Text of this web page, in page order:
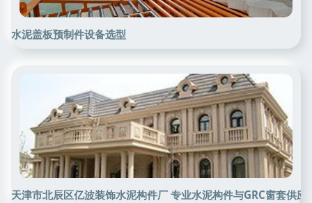
水泥盖板预制件设备选型
天津市北辰区亿波装饰水泥构件厂 专业水泥构件与GRC窗套供应